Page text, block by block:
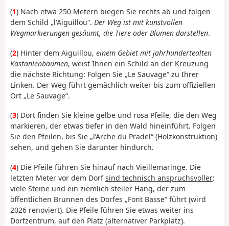
(1) Nach etwa 250 Metern biegen Sie rechts ab und folgen
dem Schild „l'Aiguillou“. Der Weg ist mit kunstvollen
Wegmarkierungen gesäumt, die Tiere oder Blumen darstellen.
(2) Hinter dem Aiguillou, einem Gebiet mit jahrhundertealten
Kastanienbäumen, weist Ihnen ein Schild an der Kreuzung
die nächste Richtung: Folgen Sie „Le Sauvage“ zu Ihrer
Linken. Der Weg führt gemächlich weiter bis zum offiziellen
Ort „Le Sauvage“.
(3) Dort finden Sie kleine gelbe und rosa Pfeile, die den Weg
markieren, der etwas tiefer in den Wald hineinführt. Folgen
Sie den Pfeilen, bis Sie „l’Arche du Pradel“ (Holzkonstruktion)
sehen, und gehen Sie darunter hindurch.
(4) Die Pfeile führen Sie hinauf nach Vieillemaringe. Die
letzten Meter vor dem Dorfsind technisch anspruchsvoller:
viele Steine und ein ziemlich steiler Hang, der zum
öffentlichen Brunnen des Dorfes „Font Basse“ führt (wird
2026 renoviert). Die Pfeile führen Sie etwas weiter ins
Dorfzentrum, auf den Platz (alternativer Parkplatz).